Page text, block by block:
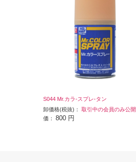
S044 Mr.カラ-スプレ-タン
卸価格(税抜)： 取引中の会員のみ公開
価： 800 円